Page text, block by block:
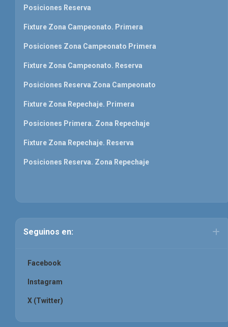
Posiciones Reserva
Fixture Zona Campeonato. Primera
Posiciones Zona Campeonato Primera
Fixture Zona Campeonato. Reserva
Posiciones Reserva Zona Campeonato
Fixture Zona Repechaje. Primera
Posiciones Primera. Zona Repechaje
Fixture Zona Repechaje. Reserva
Posiciones Reserva. Zona Repechaje
Seguinos en:
Facebook
Instagram
X (Twitter)